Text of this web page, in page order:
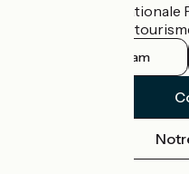
L'association
guide officiel du
Instagram